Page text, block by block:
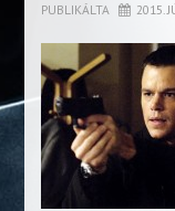
PUBLIKÁLTA 2015.